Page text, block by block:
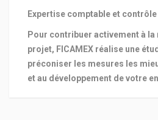
Expertise comptable et
Pour contribuer activement à
projet, FICAMEX réalise une
préconiser les mesures les
et au développement de votre